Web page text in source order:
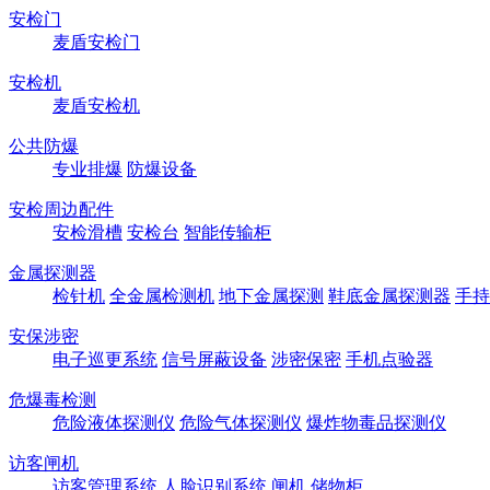
安检门
麦盾安检门
安检机
麦盾安检机
公共防爆
专业排爆 防爆设备
安检周边配件
安检滑槽 安检台 智能传输柜
金属探测器
检针机 全金属检测机 地下金属探测 鞋底金属探测器 手
安保涉密
电子巡更系统 信号屏蔽设备 涉密保密 手机点验器
危爆毒检测
危险液体探测仪 危险气体探测仪 爆炸物毒品探测仪
访客闸机